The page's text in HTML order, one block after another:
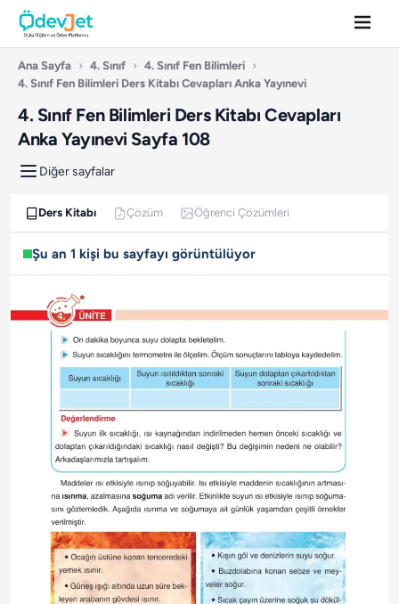
Ana Sayfa › 4. Sınıf › 4. Sınıf Fen Bilimleri ›
4. Sınıf Fen Bilimleri Ders Kitabı Cevapları Anka Yayınevi
4. Sınıf Fen Bilimleri Ders Kitabı Cevapları
Anka Yayınevi Sayfa 108
Diğer sayfalar
Ders Kitabı Çözüm Öğrenci Çözümleri
Şu an 1 kişi bu sayfayı görüntülüyor